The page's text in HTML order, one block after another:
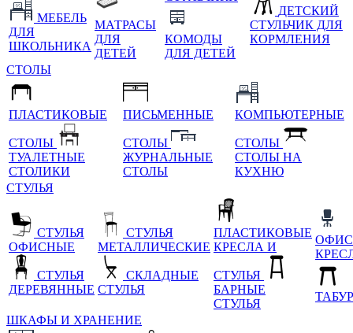
МЕБЕЛЬ
ДЛЯ
ШКОЛЬНИКА
МАТРАСЫ
ДЛЯ
ДЕТЕЙ
КОМОДЫ
ДЛЯ ДЕТЕЙ
ДЕТСКИЙ
СТУЛЬЧИК ДЛЯ
КОРМЛЕНИЯ
СТОЛЫ
ПЛАСТИКОВЫЕ
СТОЛЫ
ТУАЛЕТНЫЕ
СТОЛИКИ
ПИСЬМЕННЫЕ
СТОЛЫ
ЖУРНАЛЬНЫЕ
СТОЛЫ
КОМПЬЮТЕРНЫЕ
СТОЛЫ
СТОЛЫ НА
КУХНЮ
СТУЛЬЯ
СТУЛЬЯ
ОФИСНЫЕ
СТУЛЬЯ
ДЕРЕВЯННЫЕ
СТУЛЬЯ
МЕТАЛЛИЧЕСКИЕ
СКЛАДНЫЕ
СТУЛЬЯ
ПЛАСТИКОВЫЕ
КРЕСЛА И
СТУЛЬЯ
БАРНЫЕ
СТУЛЬЯ
ШКАФЫ И ХРАНЕНИЕ